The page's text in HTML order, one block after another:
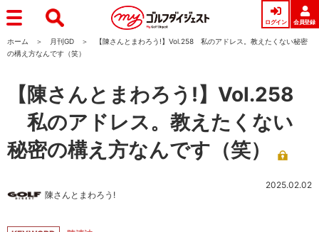
ログイン 会員登録
ホーム 月刊GD
【陳さんとまわろう!】Vol.258 私のアドレス。教えたくない秘密
の構え方なんです（笑）
【陳さんとまわろう!】Vol.258
私のアドレス。教えたくない
秘密の構え方なんです（笑）
陳さんとまわろう!
2025.02.02